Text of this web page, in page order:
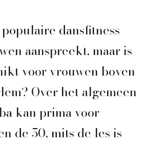
dansfitness
aanspreekt, maar is
voor vrouwen boven
Over het algemeen
kan prima voor
de 50, mits de les is